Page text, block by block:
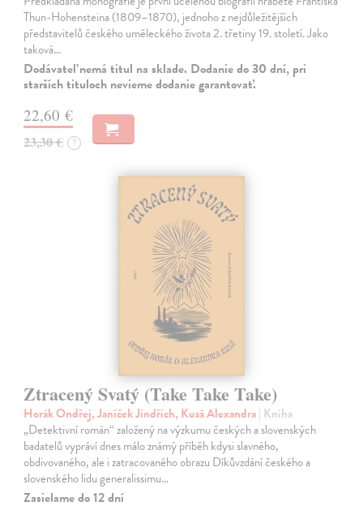
Thun-Hohensteina (1809–1870), jednoho z nejdůležitějších
představitelů českého uměleckého života 2. třetiny 19. století. Jako
taková…
Dodávateľ nemá titul na sklade. Dodanie do 30 dní, pri
starších tituloch nevieme dodanie garantovať.
22,60 €
23,30 € ?
Ztracený Svatý (Take Take Take)
Horák Ondřej, Janíček Jindřich, Kusá Alexandra| Kniha
„Detektivní román“ založený na výzkumu českých a slovenských
badatelů vypráví dnes málo známý příběh kdysi slavného,
obdivovaného, ale i zatracovaného obrazu Díkůvzdání českého a
slovenského lidu generalissimu…
Zasielame do 12 dní